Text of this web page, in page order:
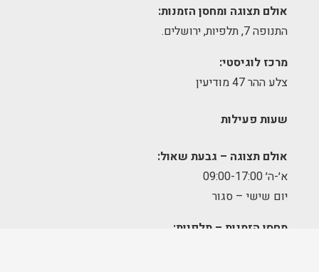
אולם תצוגה ומחסן הזמנות:
התנופה 7, תלפיות, ירושלים.
מרכז לוגיסטי:
צלע ההר 47 מודיעין
שעות פעילות
אולם תצוגה – גבעת שאול:
א׳-ה׳ 09:00-17:00
יום שישי – סגור
מחסן הזמנות – תלפיות: